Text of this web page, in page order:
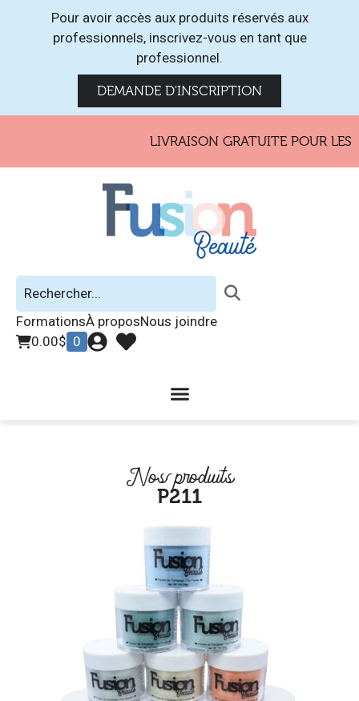
Pour avoir accès aux produits réservés aux
professionnels, inscrivez-vous en tant que
professionnel.
DEMANDE D'INSCRIPTION
LIVRAISON GRATUITE POUR
FormationsÀ proposNous joindre
0.00$ 0
Nos produits
P211